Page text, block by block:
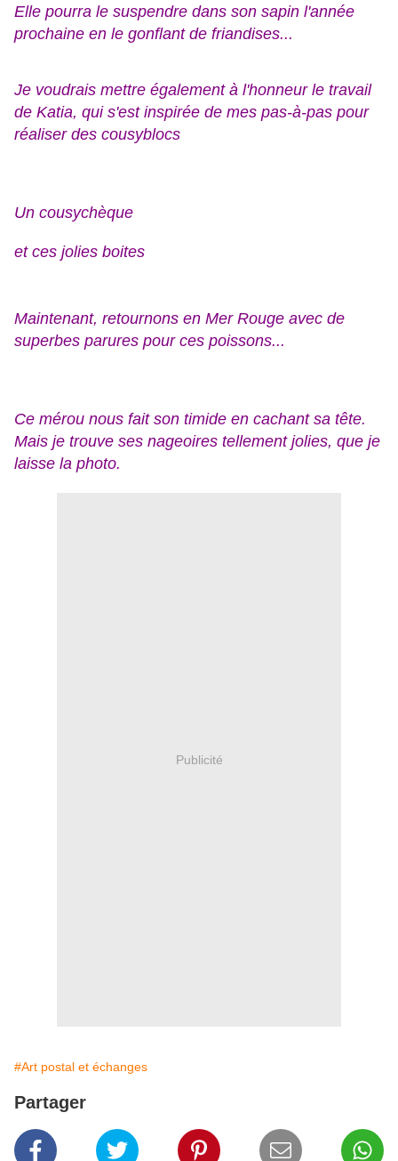
Elle pourra le suspendre dans son sapin l'année
prochaine en le gonflant de friandises...
Je voudrais mettre également à l'honneur le travail
de Katia, qui s'est inspirée de mes pas-à-pas pour
réaliser des cousyblocs
Un cousychèque
et ces jolies boites
Maintenant, retournons en Mer Rouge avec de
superbes parures pour ces poissons...
Ce mérou nous fait son timide en cachant sa tête.
Mais je trouve ses nageoires tellement jolies, que je
laisse la photo.
Publicité
#Art postal et échanges
Partager